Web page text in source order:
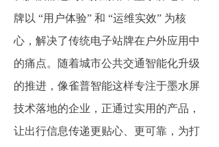
牌以 “用户体验” 和 “运维实效” 为核
心，解决了传统电子站牌在户外应用中
的痛点。随着城市公共交通智能化升级
的推进，像雀普智能这样专注于墨水屏
技术落地的企业，正通过实用的产品，
让出行信息传递更贴心、更可靠，为打